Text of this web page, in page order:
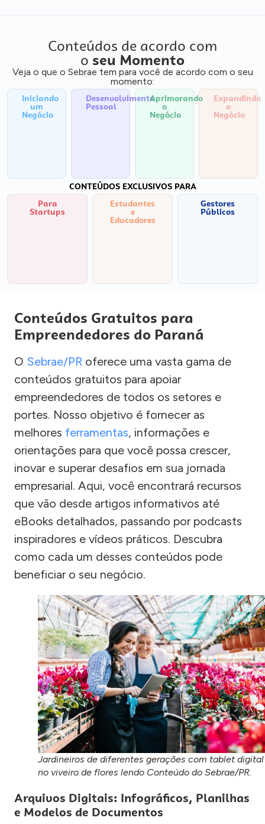
Conteúdos de acordo com
o seu Momento
Veja o que o Sebrae tem para você de acordo com o seu
momento:
Iniciando
um
Negócio
Desenvolvimento
Pessoal
Aprimorando
o
Negócio
Expandindo
o
Negócio
CONTEÚDOS EXCLUSIVOS PARA
Para
Startups
Estudantes
e
Educadores
Gestores
Públicos
Conteúdos Gratuitos para
Empreendedores do Paraná
O Sebrae/PR oferece uma vasta gama de
conteúdos gratuitos para apoiar
empreendedores de todos os setores e
portes. Nosso objetivo é fornecer as
melhores ferramentas, informações e
orientações para que você possa crescer,
inovar e superar desafios em sua jornada
empresarial. Aqui, você encontrará recursos
que vão desde artigos informativos até
eBooks detalhados, passando por podcasts
inspiradores e vídeos práticos. Descubra
como cada um desses conteúdos pode
beneficiar o seu negócio.
Jardineiros de diferentes gerações com tablet digital
no viveiro de flores lendo Conteúdo do Sebrae/PR.
Arquivos Digitais: Infográficos, Planilhas
e Modelos de Documentos